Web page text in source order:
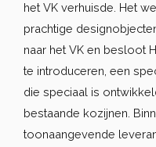
het VK verhuisde. Het
prachtige
naar het VK en besloot
te introduceren, een
die speciaal is
bestaande kozijnen.
toonaangevende